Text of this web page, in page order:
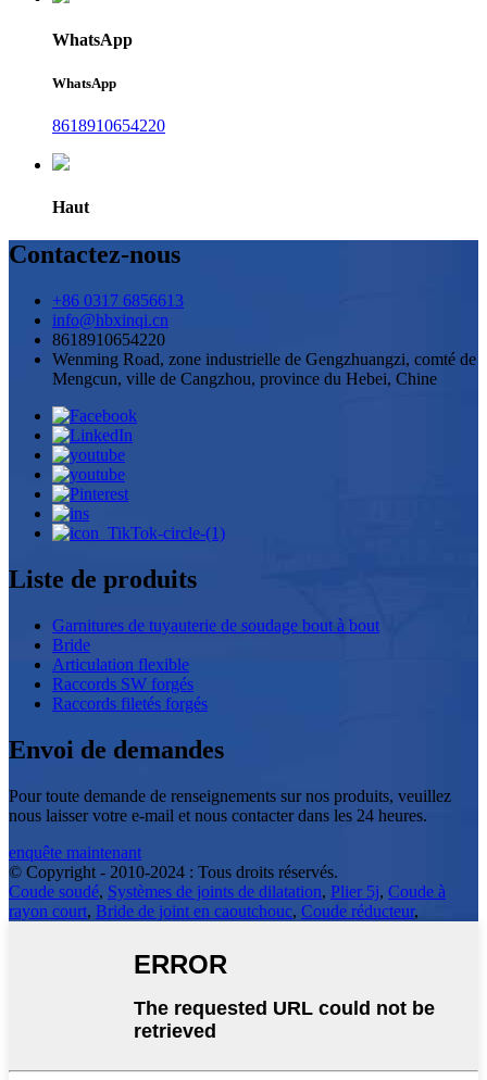
WhatsApp
WhatsApp
8618910654220
Haut
Contactez-nous
+86 0317 6856613
info@hbxinqi.cn
8618910654220
Wenming Road, zone industrielle de Gengzhuangzi, comté de
Mengcun, ville de Cangzhou, province du Hebei, Chine
Liste de produits
Garnitures de tuyauterie de soudage bout à bout
Bride
Articulation flexible
Raccords SW forgés
Raccords filetés forgés
Envoi de demandes
Pour toute demande de renseignements sur nos produits, veuillez
nous laisser votre e-mail et nous contacter dans les 24 heures.
enquête maintenant
© Copyright - 2010-2024 : Tous droits réservés.
Coude soudé, Systèmes de joints de dilatation, Plier 5j, Coude à
rayon court, Bride de joint en caoutchouc, Coude réducteur,